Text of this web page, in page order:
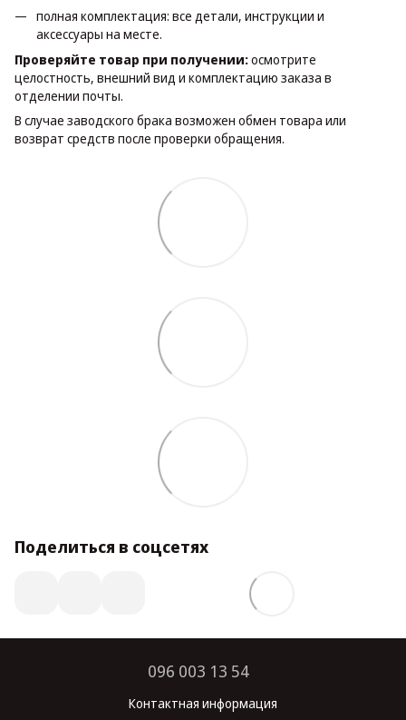
полная комплектация: все детали, инструкции и
аксессуары на месте.
Проверяйте товар при получении:осмотрите
целостность, внешний вид и комплектацию заказа в
отделении почты.
В случае заводского брака возможен обмен товара или
возврат средств после проверки обращения.
Поделиться в соцсетях
096 003 13 54
Контактная информация